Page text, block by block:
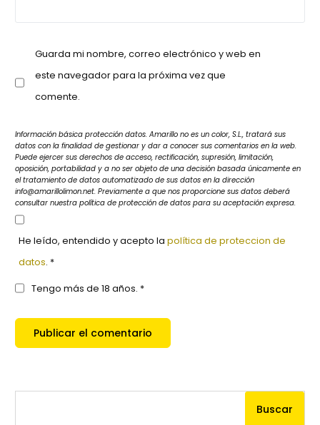
Guarda mi nombre, correo electrónico y web en
este navegador para la próxima vez que
comente.
Información básica protección datos. Amarillo no es un color, S.L., tratará sus
datos con la finalidad de gestionar y dar a conocer sus comentarios en la web.
Puede ejercer sus derechos de acceso, rectificación, supresión, limitación,
oposición, portabilidad y a no ser objeto de una decisión basada únicamente en
el tratamiento de datos automatizado de sus datos en la dirección
info@amarillolimon.net. Previamente a que nos proporcione sus datos deberá
consultar nuestra política de protección de datos para su aceptación expresa.
He leído, entendido y acepto lapolítica de proteccion de
datos. *
Tengo más de 18 años. *
Buscar